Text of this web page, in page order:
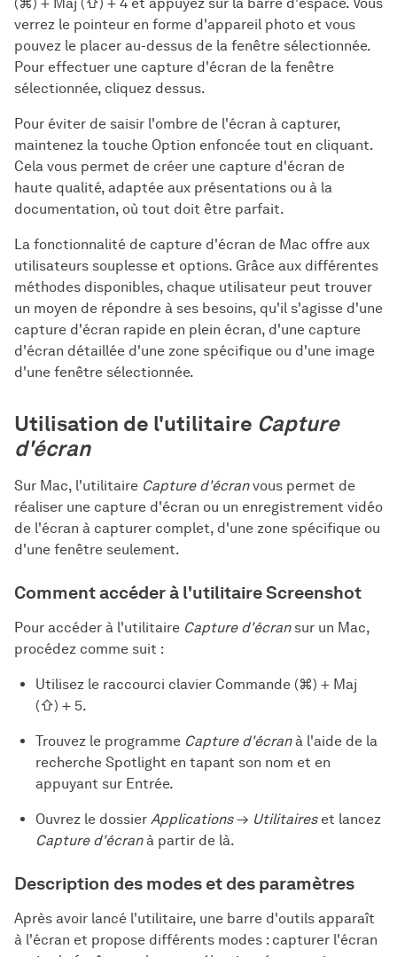
verrez le pointeur en forme d'appareil photo et vous
pouvez le placer au-dessus de la fenêtre sélectionnée.
Pour effectuer une capture d'écran de la fenêtre
sélectionnée, cliquez dessus.
Pour éviter de saisir l'ombre de l'écran à capturer,
maintenez la touche Option enfoncée tout en cliquant.
Cela vous permet de créer une capture d'écran de
haute qualité, adaptée aux présentations ou à la
documentation, où tout doit être parfait.
La fonctionnalité de capture d'écran de Mac offre aux
utilisateurs souplesse et options. Grâce aux différentes
méthodes disponibles, chaque utilisateur peut trouver
un moyen de répondre à ses besoins, qu'il s'agisse d'une
capture d'écran rapide en plein écran, d'une capture
d'écran détaillée d'une zone spécifique ou d'une image
d'une fenêtre sélectionnée.
Utilisation de l'utilitaire Capture
d'écran
Sur Mac, l'utilitaire Capture d'écranvous permet de
réaliser une capture d'écran ou un enregistrement vidéo
de l'écran à capturer complet, d'une zone spécifique ou
d'une fenêtre seulement.
Comment accéder à l'utilitaire Screenshot
Pour accéder à l'utilitaire Capture d'écransur un Mac,
procédez comme suit :
Utilisez le raccourci clavier Commande (⌘) + Maj
(⇧) + 5.
Trouvez le programme Capture d'écranà l'aide de la
recherche Spotlight en tapant son nom et en
appuyant sur Entrée.
Ouvrez le dossier Applications→ Utilitaireset lancez
Capture d'écranà partir de là.
Description des modes et des paramètres
Après avoir lancé l'utilitaire, une barre d'outils apparaît
à l'écran et propose différents modes : capturer l'écran